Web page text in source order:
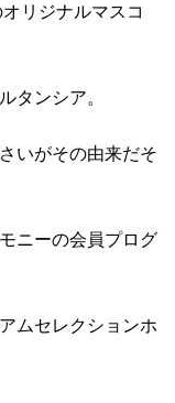
リジナルマスコ
タンシア。
いがその由来だそ
ニーの会員プログ
ムセレクションホ